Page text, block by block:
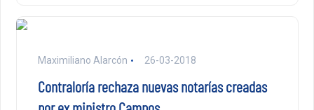
Maximiliano Alarcón 26-03-2018
Contraloría rechaza nuevas notarías creadas